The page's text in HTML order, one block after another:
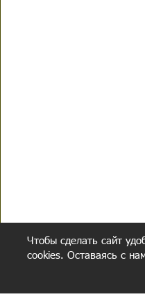
Чтобы сделать сайт
cookies. Оставаясь с